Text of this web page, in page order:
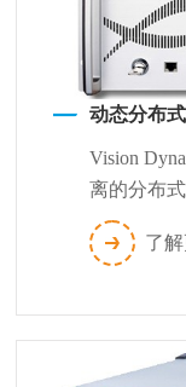
动态分布
Vision
离的分布
的测量技
了